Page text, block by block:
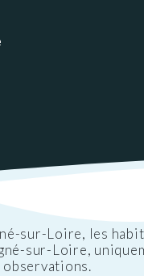
et
sur-Loire, les
sur-Loire,